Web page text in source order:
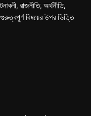
রাজনীতি, অর্থনীতি,
বিষয়ের উপর ভিত্তি